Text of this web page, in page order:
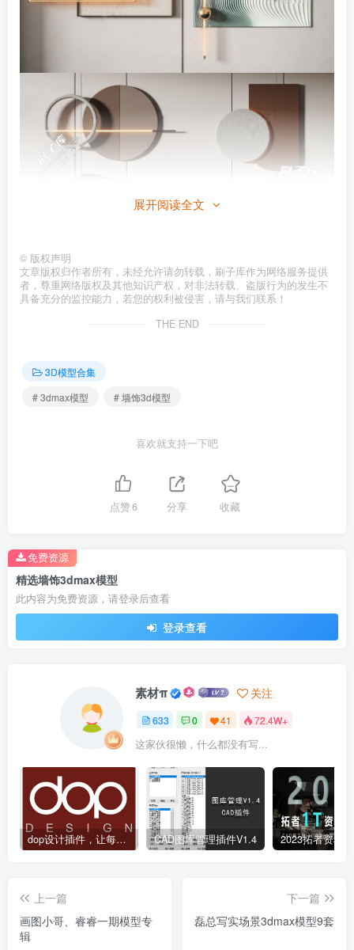
展开阅读全文
© 版权声明
文章版权归作者所有，未经允许请勿转载，刷子库作为网络服务提供
者，尊重网络版权及其他知识产权，对非法转载、盗版行为的发生不
具备充分的监控能力，若您的权利被侵害，请与我们联系！
THE END
3D模型合集
# 3dmax模型
# 墙饰3d模型
喜欢就支持一下吧
点赞6 分享 收藏
精选墙饰3dmax模型
此内容为免费资源，请登录后查看
登录查看
免费资源
素材π 关注
633 0 41 72.4W+
这家伙很懒，什么都没有写...
dop设计插件，让每个设计师都能享受到CAD制图的乐趣 CAD图库管理插件V1.4
上一篇
画图小哥、睿睿一期模型专
辑
下一篇
磊总写实场景3dmax模型9套